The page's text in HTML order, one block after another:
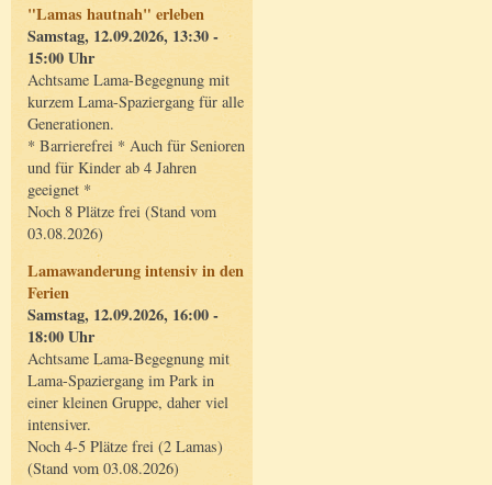
"Lamas hautnah" erleben
Samstag, 12.09.2026, 13:30 -
15:00 Uhr
Achtsame Lama-Begegnung mit
kurzem Lama-Spaziergang für alle
Generationen.
* Barrierefrei * Auch für Senioren
und für Kinder ab 4 Jahren
geeignet *
Noch 8 Plätze frei (Stand vom
03.08.2026)
Lamawanderung intensiv in den
Ferien
Samstag, 12.09.2026, 16:00 -
18:00 Uhr
Achtsame Lama-Begegnung mit
Lama-Spaziergang im Park in
einer kleinen Gruppe, daher viel
intensiver.
Noch 4-5 Plätze frei (2 Lamas)
(Stand vom 03.08.2026)